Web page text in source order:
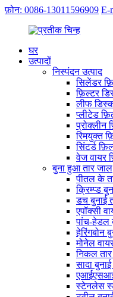
फ़ोन: 0086-13011596909 E-
घर
उत्पादों
निस्पंदन उत्पाद
सिलेंडर
फ़िल्टर
लीफ
प्लीटेड
प्रोक्लीन
रिमयुक्त
सिंटर्ड
वेज वायर
बुना हुआ तार जाल
पीतल के
क्रिम्प्ड
डच बुनाई
एपॉक्सी
पांच-हेडल
हेरिंगबोन
मोनेल
निकल
सादा
एआईएसआई
स्टेनलेस